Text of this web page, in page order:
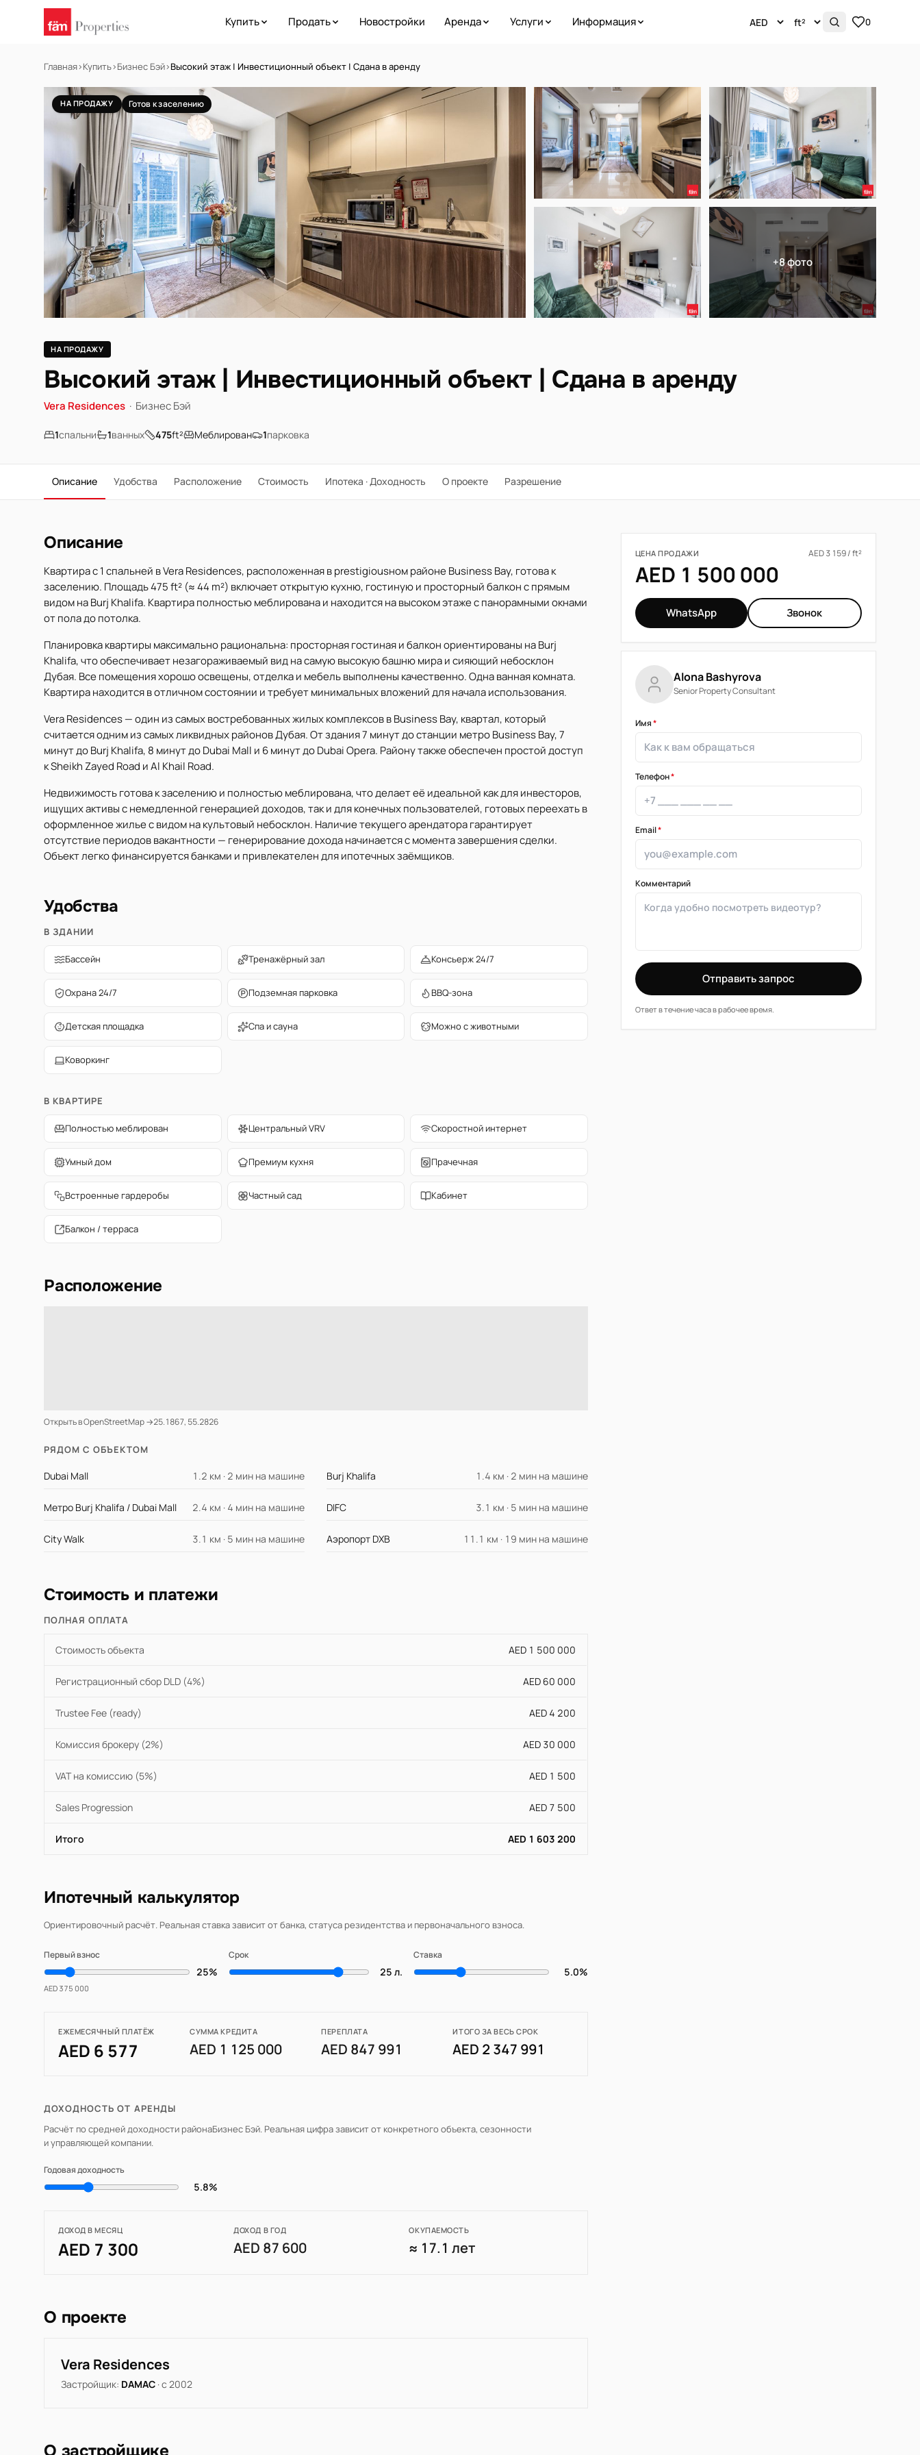
Купить Продать Новостройки Аренда Услуги Информация 0
Главная›Купить›Бизнес Бэй›Высокий этаж | Инвестиционный объект | Сдана в аренду
НА ПРОДАЖУ Готов к заселению
+8 фото
НА ПРОДАЖУ
Высокий этаж | Инвестиционный объект | Сдана в аренду
Vera Residences · Бизнес Бэй
1спальни 1ванных 475ft² Меблирован 1парковка
Описание Удобства Расположение Стоимость Ипотека · Доходность О проекте Разрешение
Описание
Квартира с 1 спальней в Vera Residences, расположенная в prestigiousном районе Business Bay, готова к
заселению. Площадь 475 ft² (≈ 44 m²) включает открытую кухню, гостиную и просторный балкон с прямым
видом на Burj Khalifa. Квартира полностью меблирована и находится на высоком этаже с панорамными окнами
от пола до потолка.
Планировка квартиры максимально рациональна: просторная гостиная и балкон ориентированы на Burj
Khalifa, что обеспечивает незагораживаемый вид на самую высокую башню мира и сияющий небосклон
Дубая. Все помещения хорошо освещены, отделка и мебель выполнены качественно. Одна ванная комната.
Квартира находится в отличном состоянии и требует минимальных вложений для начала использования.
Vera Residences — один из самых востребованных жилых комплексов в Business Bay, квартал, который
считается одним из самых ликвидных районов Дубая. От здания 7 минут до станции метро Business Bay, 7
минут до Burj Khalifa, 8 минут до Dubai Mall и 6 минут до Dubai Opera. Району также обеспечен простой доступ
к Sheikh Zayed Road и Al Khail Road.
Недвижимость готова к заселению и полностью меблирована, что делает её идеальной как для инвесторов,
ищущих активы с немедленной генерацией доходов, так и для конечных пользователей, готовых переехать в
оформленное жилье с видом на культовый небосклон. Наличие текущего арендатора гарантирует
отсутствие периодов вакантности — генерирование дохода начинается с момента завершения сделки.
Объект легко финансируется банками и привлекателен для ипотечных заёмщиков.
Удобства
В ЗДАНИИ
Бассейн Тренажёрный зал Консьерж 24/7
Охрана 24/7 Подземная парковка BBQ-зона
Детская площадка Спа и сауна Можно с животными
Коворкинг
В КВАРТИРЕ
Полностью меблирован Центральный VRV Скоростной интернет
Умный дом Премиум кухня Прачечная
Встроенные гардеробы Частный сад Кабинет
Балкон / терраса
Расположение
Открыть в OpenStreetMap →25.1867, 55.2826
РЯДОМ С ОБЪЕКТОМ
Dubai Mall 1.2 км · 2 мин на машине Burj Khalifa 1.4 км · 2 мин на машине
Метро Burj Khalifa / Dubai Mall 2.4 км · 4 мин на машине DIFC 3.1 км · 5 мин на машине
City Walk 3.1 км · 5 мин на машине Аэропорт DXB 11.1 км · 19 мин на машине
Стоимость и платежи
ПОЛНАЯ ОПЛАТА
Стоимость объекта AED 1 500 000
Регистрационный сбор DLD (4%) AED 60 000
Trustee Fee (ready) AED 4 200
Комиссия брокеру (2%) AED 30 000
VAT на комиссию (5%) AED 1 500
Sales Progression AED 7 500
Итого AED 1 603 200
Ипотечный калькулятор
Ориентировочный расчёт. Реальная ставка зависит от банка, статуса резидентства и первоначального взноса.
Первый взнос
25%
AED 375 000
Срок
25 л.
Ставка
5.0%
ЕЖЕМЕСЯЧНЫЙ ПЛАТЁЖ
AED 6 577
СУММА КРЕДИТА
AED 1 125 000
ПЕРЕПЛАТА
AED 847 991
ИТОГО ЗА ВЕСЬ СРОК
AED 2 347 991
ДОХОДНОСТЬ ОТ АРЕНДЫ
Расчёт по средней доходности районаБизнес Бэй. Реальная цифра зависит от конкретного объекта, сезонности
и управляющей компании.
Годовая доходность
5.8%
ДОХОД В МЕСЯЦ
AED 7 300
ДОХОД В ГОД
AED 87 600
ОКУПАЕМОСТЬ
≈ 17.1 лет
О проекте
Vera Residences
Застройщик: DAMAC · с 2002
ЦЕНА ПРОДАЖИ AED 3 159 / ft²
AED 1 500 000
WhatsApp Звонок
Alona Bashyrova
Senior Property Consultant
Имя*
Телефон*
Email*
Комментарий
Отправить запрос
Ответ в течение часа в рабочее время.